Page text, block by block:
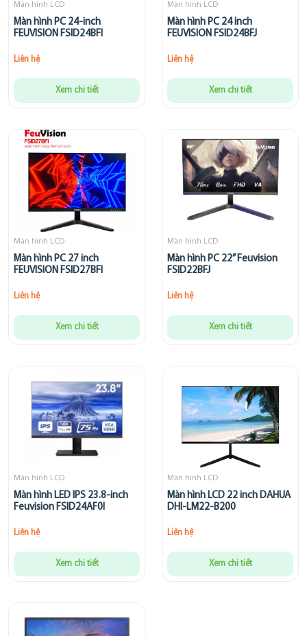
Màn hình LCD
Màn hình PC 24-inch
FEUVISION FSID24BFI
Liên hệ
Xem chi tiết
Màn hình LCD
Màn hình PC 24 inch
FEUVISION FSID24BFJ
Liên hệ
Xem chi tiết
Màn hình LCD
Màn hình PC 27 inch
FEUVISION FSID27BFI
Liên hệ
Xem chi tiết
Màn hình LCD
Màn hình PC 22” Feuvision
FSID22BFJ
Liên hệ
Xem chi tiết
Màn hình LCD
Màn hình LED IPS 23.8-inch
Feuvision FSID24AF0I
Liên hệ
Xem chi tiết
Màn hình LCD
Màn hình LCD 22 inch DAHUA
DHI-LM22-B200
Liên hệ
Xem chi tiết